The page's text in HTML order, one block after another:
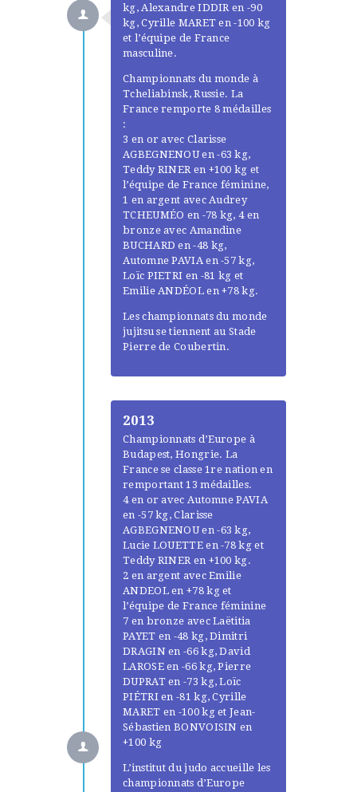
kg, Alexandre IDDIR en -90
kg, Cyrille MARET en -100 kg
et l’équipe de France
masculine.
Championnats du monde à
Tcheliabinsk, Russie. La
France remporte 8 médailles
:
3 en or avec Clarisse
AGBEGNENOU en -63 kg,
Teddy RINER en +100 kg et
l’équipe de France féminine,
1 en argent avec Audrey
TCHEUMÉO en -78 kg, 4 en
bronze avec Amandine
BUCHARD en -48 kg,
Automne PAVIA en -57 kg,
Loïc PIETRI en -81 kg et
Emilie ANDÉOL en +78 kg.
Les championnats du monde
jujitsu se tiennent au Stade
Pierre de Coubertin.
2013
Championnats d’Europe à
Budapest, Hongrie. La
France se classe 1re nation en
remportant 13 médailles.
4 en or avec Automne PAVIA
en -57 kg, Clarisse
AGBEGNENOU en -63 kg,
Lucie LOUETTE en -78 kg et
Teddy RINER en +100 kg.
2 en argent avec Emilie
ANDEOL en +78 kg et
l’équipe de France féminine
7 en bronze avec Laëtitia
PAYET en -48 kg, Dimitri
DRAGIN en -66 kg, David
LAROSE en -66 kg, Pierre
DUPRAT en -73 kg, Loïc
PIÉTRI en -81 kg, Cyrille
MARET en -100 kg et Jean-
Sébastien BONVOISIN en
+100 kg
L’institut du judo accueille les
championnats d’Europe